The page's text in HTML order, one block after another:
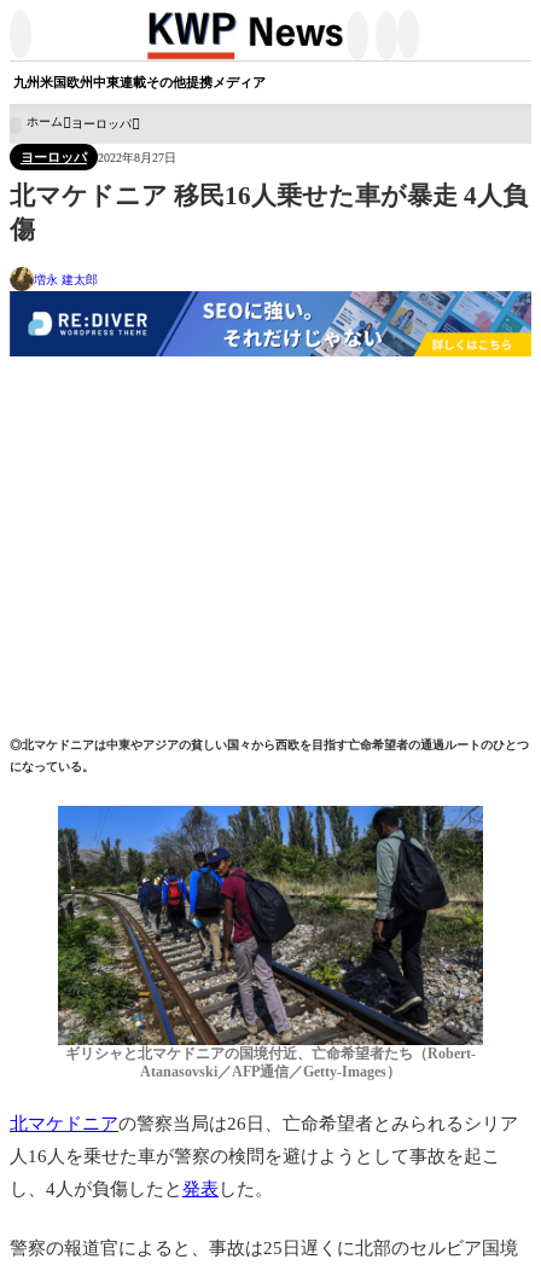
九州米国欧州中東連載その他提携メディア
ホーム ヨーロッパ
ヨーロッパ 2022年8月27日
北マケドニア 移民16人乗せた車が暴走 4人負
傷
増永 建太郎
◎北マケドニアは中東やアジアの貧しい国々から西欧を目指す亡命希望者の通過ルートのひとつ
になっている。
ギリシャと北マケドニアの国境付近、亡命希望者たち（Robert-
Atanasovski／AFP通信／Getty-Images）
北マケドニアの警察当局は26日、亡命希望者とみられるシリア
人16人を乗せた車が警察の検問を避けようとして事故を起こ
し、4人が負傷したと発表した。
警察の報道官によると、事故は25日遅くに北部のセルビア国境